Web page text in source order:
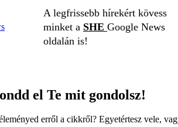
A legfrissebb hírekért kövess
minket a SHE Google News
oldalán is!
el Te mit gondolsz!
erről a cikkről? Egyetértesz vele,